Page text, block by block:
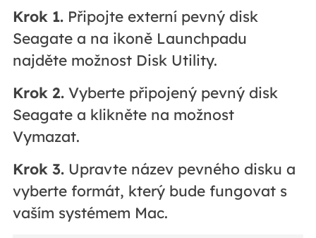
Krok 1.Připojte externí pevný disk
Seagate a na ikoně Launchpadu
najděte možnost Disk Utility.
Krok 2.Vyberte připojený pevný disk
Seagate a klikněte na možnost
Vymazat.
Krok 3.Upravte název pevného disku a
vyberte formát, který bude fungovat s
vaším systémem Mac.